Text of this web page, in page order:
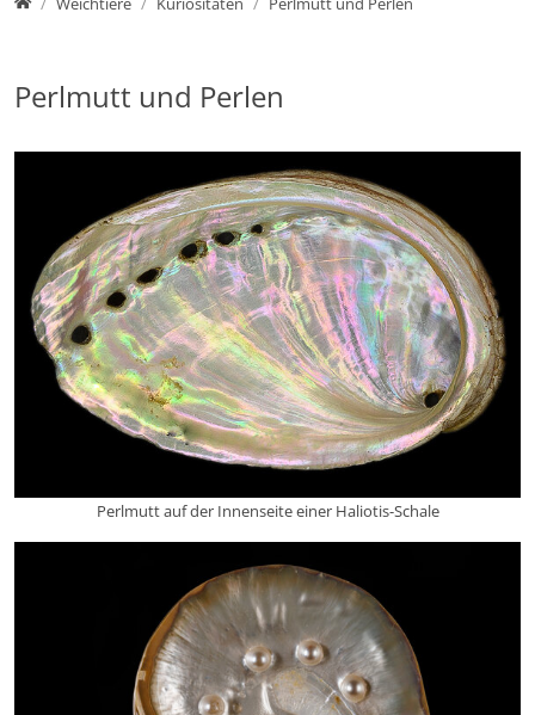
Perlmutt und Perlen
Perlmutt auf der Innenseite einer Haliotis-Schale